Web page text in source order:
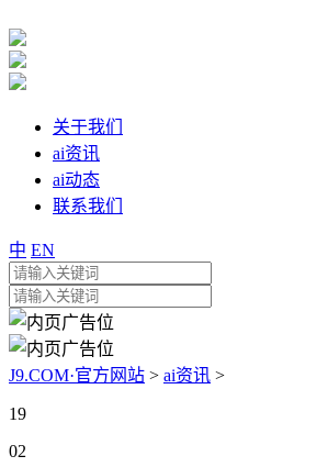
关于我们
ai资讯
ai动态
联系我们
中 EN
J9.COM·官方网站 > ai资讯 >
19
02